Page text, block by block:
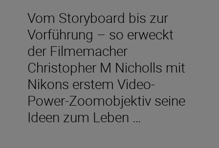
Vom Storyboard bis zur
Vorführung – so erweckt
der Filmemacher
Christopher M Nicholls mit
Nikons erstem Video-
Power-Zoomobjektiv seine
Ideen zum Leben …